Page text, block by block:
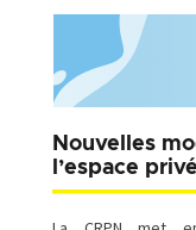
Nouvelles
l’espace